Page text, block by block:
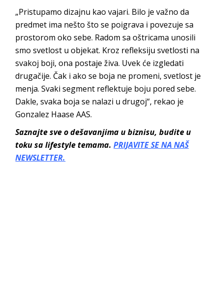
„Pristupamo dizajnu kao vajari. Bilo je važno da
predmet ima nešto što se poigrava i povezuje sa
prostorom oko sebe. Radom sa oštricama unosili
smo svetlost u objekat. Kroz refleksiju svetlosti na
svakoj boji, ona postaje živa. Uvek će izgledati
drugačije. Čak i ako se boja ne promeni, svetlost je
menja. Svaki segment reflektuje boju pored sebe.
Dakle, svaka boja se nalazi u drugoj“, rekao je
Gonzalez Haase AAS.
Saznajte sve o dešavanjima u biznisu, budite u
toku sa lifestyle temama. PRIJAVITE SE NA NAŠ
NEWSLETTER.